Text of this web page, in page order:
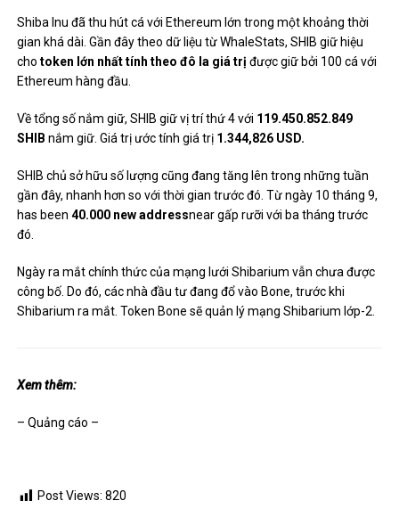
Shiba Inu đã thu hút cá với Ethereum lớn trong một khoảng thời
gian khá dài. Gần đây theo dữ liệu từ WhaleStats, SHIB giữ hiệu
cho token lớn nhất tính theo đô la giá trị được giữ bởi 100 cá với
Ethereum hàng đầu.
Về tổng số nắm giữ, SHIB giữ vị trí thứ 4 với 119.450.852.849
SHIB nắm giữ. Giá trị ước tính giá trị 1.344,826 USD.
SHIB chủ sở hữu số lượng cũng đang tăng lên trong những tuần
gần đây, nhanh hơn so với thời gian trước đó. Từ ngày 10 tháng 9,
has been40.000 new addressnear gấp rưỡi với ba tháng trước
đó.
Ngày ra mắt chính thức của mạng lưới Shibarium vẫn chưa được
công bố. Do đó, các nhà đầu tư đang đổ vào Bone, trước khi
Shibarium ra mắt.Token Bone sẽ quản lý mạng Shibarium lớp-2.
Xem thêm:
– Quảng cáo –
Post Views: 820